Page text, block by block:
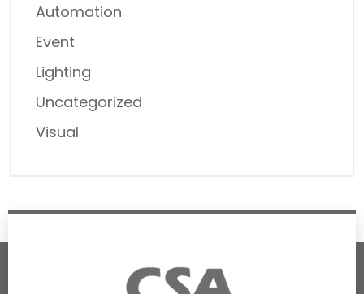
Automation
Event
Lighting
Uncategorized
Visual